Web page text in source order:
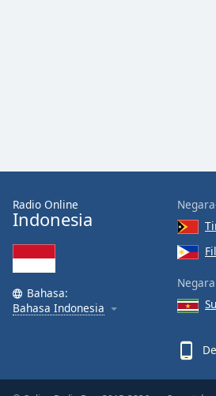
Opacity
Text
Color
Opacity
Background
Radio Online
Indonesia
Bahasa:
Bahasa Indonesia